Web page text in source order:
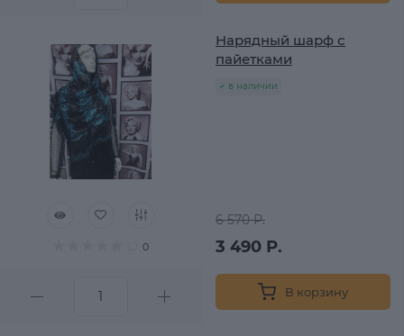
0
Нарядный шарф с
пайетками
в наличии
6 570 Р.
3 490 Р.
В корзину